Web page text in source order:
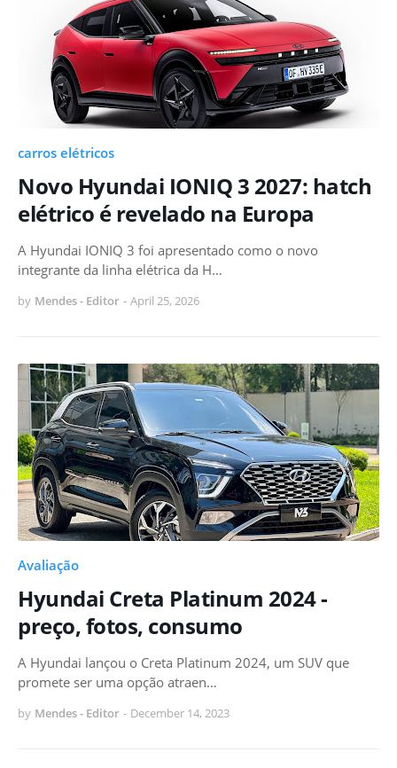
carros elétricos
Novo Hyundai IONIQ 3 2027: hatch
elétrico é revelado na Europa
A Hyundai IONIQ 3 foi apresentado como o novo
integrante da linha elétrica da H…
by Mendes - Editor - April 25, 2026
Avaliação
Hyundai Creta Platinum 2024 -
preço, fotos, consumo
A Hyundai lançou o Creta Platinum 2024, um SUV que
promete ser uma opção atraen…
by Mendes - Editor - December 14, 2023